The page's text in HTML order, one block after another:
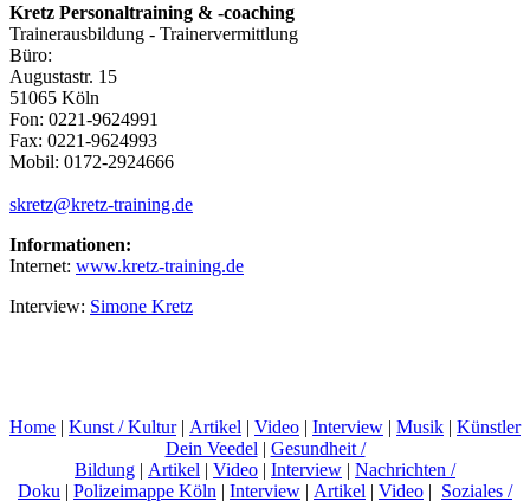
Kretz Personaltraining & -coaching
Trainerausbildung - Trainervermittlung
Büro:
Augustastr. 15
51065 Köln
Fon: 0221-9624991
Fax: 0221-9624993
Mobil: 0172-2924666
skretz@kretz-training.de
Informationen:
Internet: www.kretz-training.de
Interview: Simone Kretz
Home | Kunst / Kultur| Artikel | Video | Interview | Musik | Künstler
Dein Veedel | Gesundheit /
Bildung | Artikel | Video | Interview | Nachrichten /
Doku | Polizeimappe Köln | Interview | Artikel | Video | Soziales /